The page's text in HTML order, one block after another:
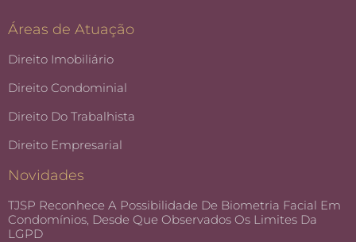
Áreas de Atuação
Direito Imobiliário
Direito Condominial
Direito Do Trabalhista
Direito Empresarial
Novidades
TJSP Reconhece A Possibilidade De Biometria Facial Em
Condomínios, Desde Que Observados Os Limites Da
LGPD